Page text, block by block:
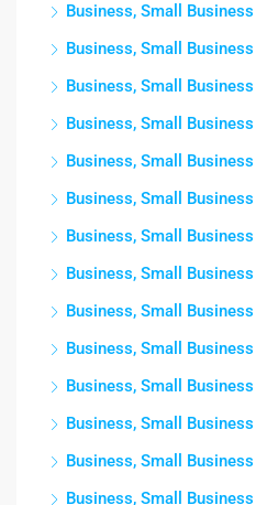
Business, Small Business
Business, Small Business
Business, Small Business
Business, Small Business
Business, Small Business
Business, Small Business
Business, Small Business
Business, Small Business
Business, Small Business
Business, Small Business
Business, Small Business
Business, Small Business
Business, Small Business
Business, Small Business